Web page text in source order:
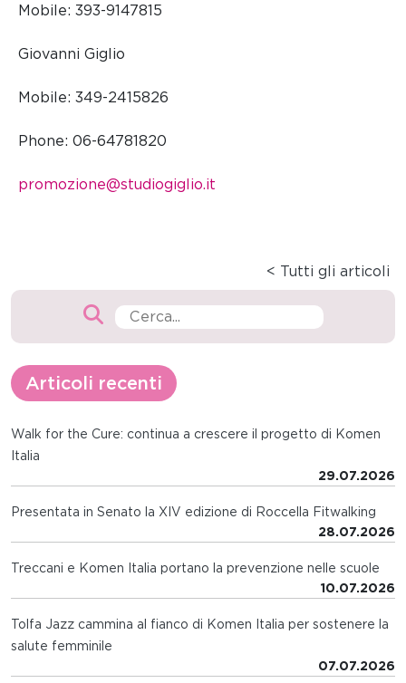
Mobile: 393-9147815
Giovanni Giglio
Mobile: 349-2415826
Phone: 06-64781820
promozione@studiogiglio.it
< Tutti gli articoli
Articoli recenti
Walk for the Cure: continua a crescere il progetto di Komen
Italia
29.07.2026
Presentata in Senato la XIV edizione di Roccella Fitwalking
28.07.2026
Treccani e Komen Italia portano la prevenzione nelle scuole
10.07.2026
Tolfa Jazz cammina al fianco di Komen Italia per sostenere la
salute femminile
07.07.2026